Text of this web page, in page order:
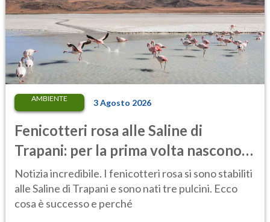
AMBIENTE 3 Agosto 2026
Fenicotteri rosa alle Saline di
Trapani: per la prima volta nascono
tre pulcini nella riserva
Notizia incredibile. I fenicotteri rosa si sono stabiliti
alle Saline di Trapani e sono nati tre pulcini. Ecco
cosa è successo e perché